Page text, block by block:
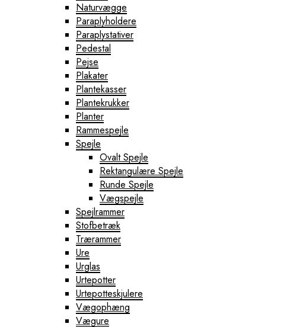
Naturvægge
Paraplyholdere
Paraplystativer
Pedestal
Pejse
Plakater
Plantekasser
Plantekrukker
Planter
Rammespejle
Spejle
Ovalt Spejle
Rektangulære Spejle
Runde Spejle
Vægspejle
Spejlrammer
Stofbetræk
Trærammer
Ure
Urglas
Urtepotter
Urtepotteskjulere
Vægophæng
Vægure